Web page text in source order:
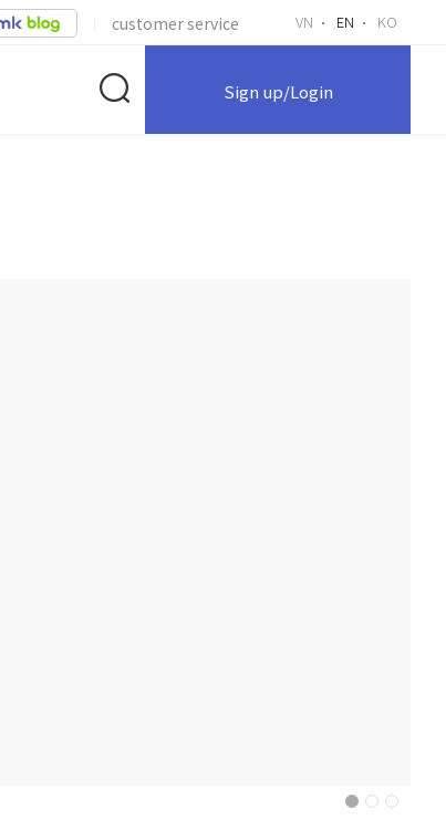
customer service VN EN KO
Sign up/Login